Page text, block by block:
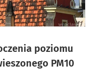
poziomu
PM10